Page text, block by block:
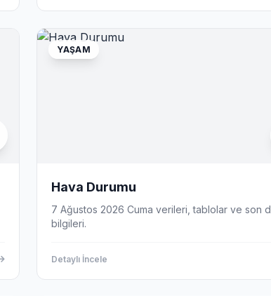
YAŞAM
Hava Durumu
7 Ağustos 2026 Cuma verileri, tablolar ve son
bilgileri.
Detaylı İncele